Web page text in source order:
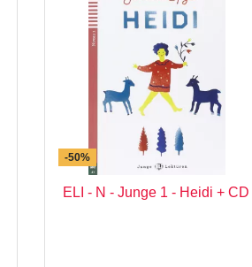
-50%
ELI - N - Junge 1 - Heidi + CD